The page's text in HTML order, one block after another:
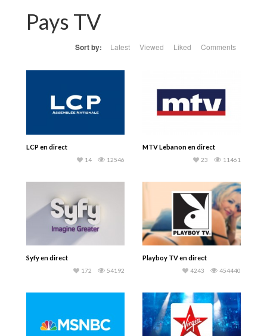
Pays TV
Sort by: Latest Viewed Liked Comments
LCP en direct
12546
14
MTV Lebanon en direct
11461
23
Syfy en direct
54192
172
Playboy TV en direct
454440
4243